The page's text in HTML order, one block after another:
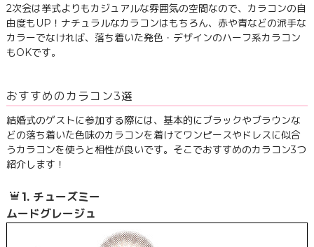
2次会は挙式よりもカジュアルな雰囲気の空間なので、カラコンの自
由度もUP！ナチュラルなカラコンはもちろん、赤や青などの派手な
カラーでなければ、落ち着いた発色・デザインのハーフ系カラコン
もOKです。
おすすめのカラコン3選
結婚式のゲストに参加する際には、基本的にブラックやブラウンな
どの落ち着いた色味のカラコンを着けてワンピースやドレスに似合
うカラコンを使うと相性が良いです。そこでおすすめのカラコン3つ
紹介します！
1. チューズミー
ムードグレージュ